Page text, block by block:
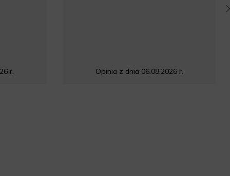
r. Opinia z dnia 06.08.2026 r.